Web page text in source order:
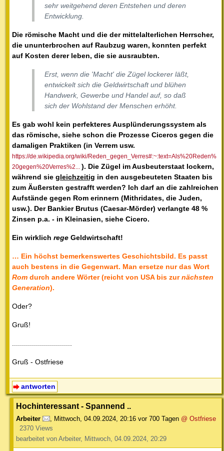
sehr weitgehend deren Entstehen und deren
Entwicklung.
Die römische Macht und die der mittelalterlichen Herrscher,
die ununterbrochen auf Raubzug waren, konnten perfekt
auf Kosten derer leben, die sie ausraubten.
Erst, wenn die 'Macht' die Zügel lockerer läßt,
entwickelt sich die Geldwirtschaft und blühen
Handwerk, Gewerbe und Handel auf, so daß
sich der Wohlstand der Menschen erhöht.
Es gab wohl kein perfekteres Ausplünderungssystem als
das römische, siehe schon die Prozesse Ciceros gegen die
damaligen Praktiken (in Verrem usw.
https://de.wikipedia.org/wiki/Reden_gegen_Verres#:~:text=Als%20Reden%
20gegen%20Verres%2...
). Die Zügel im Ausbeuterstaat lockern,
während sie gleichzeitig in den ausgebeuteten Staaten bis
zum Äußersten gestrafft werden? Ich darf an die zahlreichen
Aufstände gegen Rom erinnern (Mithridates, die Juden,
usw.). Der Bankier Brutus (Caesar-Mörder) verlangte 48 %
Zinsen p.a. - in Kleinasien, siehe Cicero.
Ein wirklich rege Geldwirtschaft!
… Ein höchst bemerkenswertes Geschichtsbild. Es passt
auch bestens in die Gegenwart. Man ersetze nur das Wort
Rom durch andere Wörter (reicht von USA bis zurnächsten
Generation).
Oder?
Gruß!
Gruß - Ostfriese
antworten
Hochinteressant - Spannend ..
Arbeiter , Mittwoch, 04.09.2024, 20:16 vor 700 Tagen @ Ostfriese
2370 Views
bearbeitet von Arbeiter, Mittwoch, 04.09.2024, 20:29